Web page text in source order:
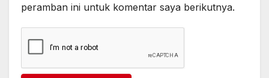
peramban ini untuk komentar saya berikutnya.